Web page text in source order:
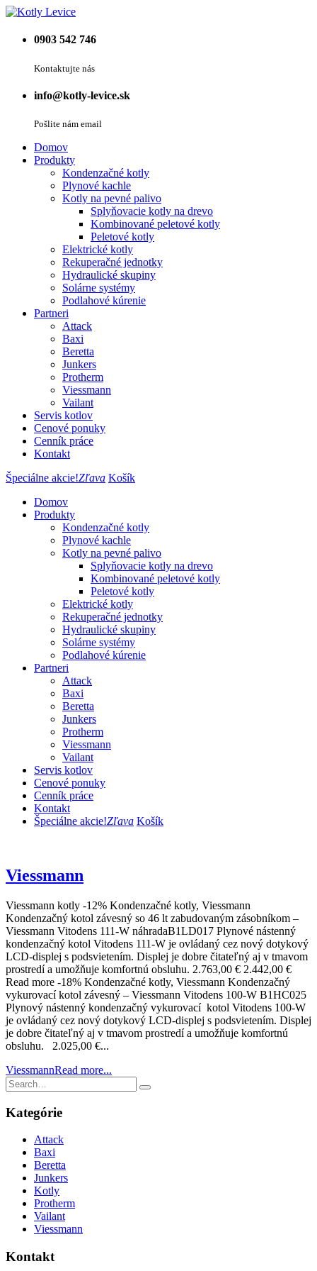
0903 542 746
Kontaktujte nás
info@kotly-levice.sk
Pošlite nám email
Domov
Produkty
Kondenzačné kotly
Plynové kachle
Kotly na pevné palivo
Splyňovacie kotly na drevo
Kombinované peletové kotly
Peletové kotly
Elektrické kotly
Rekuperačné jednotky
Hydraulické skupiny
Solárne systémy
Podlahové kúrenie
Partneri
Attack
Baxi
Beretta
Junkers
Protherm
Viessmann
Vailant
Servis kotlov
Cenové ponuky
Cenník práce
Kontakt
Špeciálne akcie!Zľava Košík
Domov
Produkty
Kondenzačné kotly
Plynové kachle
Kotly na pevné palivo
Splyňovacie kotly na drevo
Kombinované peletové kotly
Peletové kotly
Elektrické kotly
Rekuperačné jednotky
Hydraulické skupiny
Solárne systémy
Podlahové kúrenie
Partneri
Attack
Baxi
Beretta
Junkers
Protherm
Viessmann
Vailant
Servis kotlov
Cenové ponuky
Cenník práce
Kontakt
Špeciálne akcie!Zľava Košík
Viessmann
Viessmann kotly -12% Kondenzačné kotly, Viessmann
Kondenzačný kotol závesný so 46 lt zabudovaným zásobníkom –
Viessmann Vitodens 111-W náhradaB1LD017 Plynové nástenný
kondenzačný kotol Vitodens 111-W je ovládaný cez nový dotykový
LCD-displej s podsvietením. Displej je dobre čitateľný aj v tmavom
prostredí a umožňuje komfortnú obsluhu. 2.763,00 € 2.442,00 €
Read more -18% Kondenzačné kotly, Viessmann Kondenzačný
vykurovací kotol závesný – Viessmann Vitodens 100-W B1HC025
Plynový nástenný kondenzačný vykurovací kotol Vitodens 100-W
je ovládaný cez nový dotykový LCD-displej s podsvietením. Displej
je dobre čitateľný aj v tmavom prostredí a umožňuje komfortnú
obsluhu. 2.025,00 €...
ViessmannRead more...
Kategórie
Attack
Baxi
Beretta
Junkers
Kotly
Protherm
Vailant
Viessmann
Kontakt